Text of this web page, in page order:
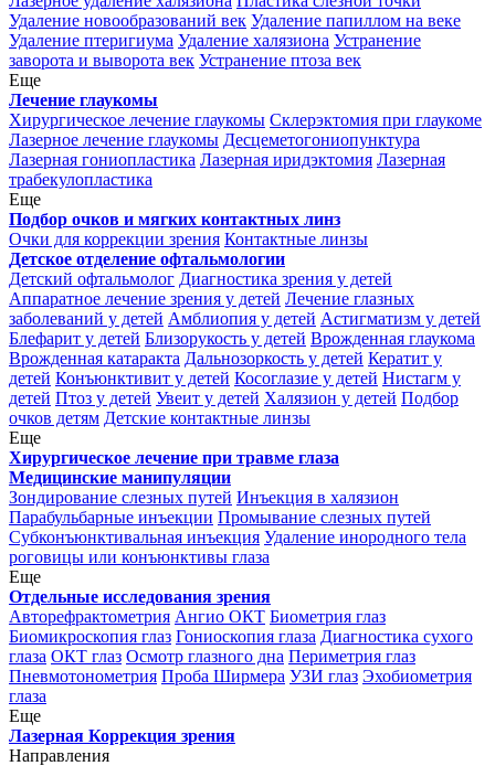
Удаление новообразований век Удаление папиллом на веке
Удаление птеригиума Удаление халязиона Устранение
заворота и выворота век Устранение птоза век
Еще
Лечение глаукомы
Хирургическое лечение глаукомы Склерэктомия при глаукоме
Лазерное лечение глаукомы Десцеметогониопунктура
Лазерная гониопластика Лазерная иридэктомия Лазерная
трабекулопластика
Еще
Подбор очков и мягких контактных линз
Очки для коррекции зрения Контактные линзы
Детское отделение офтальмологии
Детский офтальмолог Диагностика зрения у детей
Аппаратное лечение зрения у детей Лечение глазных
заболеваний у детей Амблиопия у детей Астигматизм у детей
Блефарит у детей Близорукость у детей Врожденная глаукома
Врожденная катаракта Дальнозоркость у детей Кератит у
детей Конъюнктивит у детей Косоглазие у детей Нистагм у
детей Птоз у детей Увеит у детей Халязион у детей Подбор
очков детям Детские контактные линзы
Еще
Хирургическое лечение при травме глаза
Медицинские манипуляции
Зондирование слезных путей Инъекция в халязион
Парабульбарные инъекции Промывание слезных путей
Субконъюнктивальная инъекция Удаление инородного тела
роговицы или конъюнктивы глаза
Еще
Отдельные исследования зрения
Авторефрактометрия Ангио ОКТ Биометрия глаз
Биомикроскопия глаз Гониоскопия глаза Диагностика сухого
глаза ОКТ глаз Осмотр глазного дна Периметрия глаз
Пневмотонометрия Проба Ширмера УЗИ глаз Эхобиометрия
глаза
Еще
Лазерная Коррекция зрения
Направления